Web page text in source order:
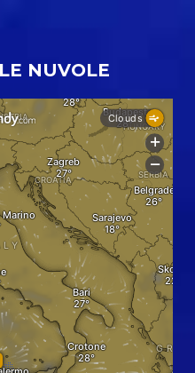
NUVOLE